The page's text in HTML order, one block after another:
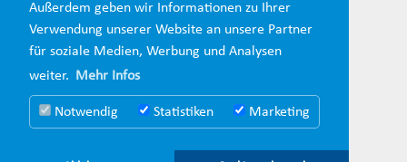
Außerdem geben wir Informationen zu Ihrer
Verwendung unserer Website an unsere Partner
für soziale Medien, Werbung und Analysen
weiter. Mehr Infos
Notwendig Statistiken Marketing